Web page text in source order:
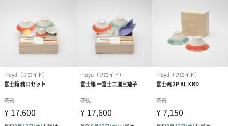
結婚祝いギフトへの＋αにおすすめです。新生活を彩るギフトオプ
ションをご用意いたしました。
商品と同梱してお届けいたします。